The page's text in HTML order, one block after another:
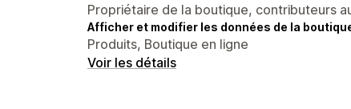
Propriétaire de la boutique, contributeurs
Afficher et modifier les données de la
Produits, Boutique en ligne
Voir les détails